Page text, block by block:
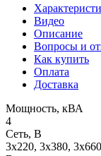
Видео
Описание
Вопросы и
Как купить
Оплата
Доставка
Мощность, кВА
4
Сеть, В
3x220, 3х380, 3x660